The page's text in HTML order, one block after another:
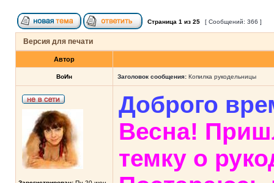
Страница 1 из 25 [ Сообщений: 366 ]
Версия для печати
Автор
ВоИн Заголовок сообщения: Копилка рукодельницы
Доброго
Весна!
темку о